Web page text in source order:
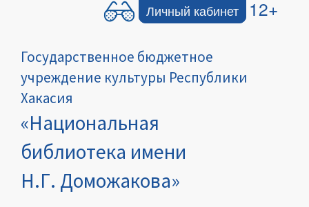
Личный кабинет 12+
Государственное бюджетное
учреждение культуры Республики
Хакасия
«Национальная
библиотека имени
Н.Г. Доможакова»